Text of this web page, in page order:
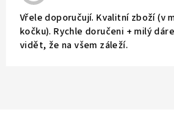
Vřele doporučují. Kvalitní zboží (v
kočku). Rychle doručeni + milý
vidět, že na všem záleží.